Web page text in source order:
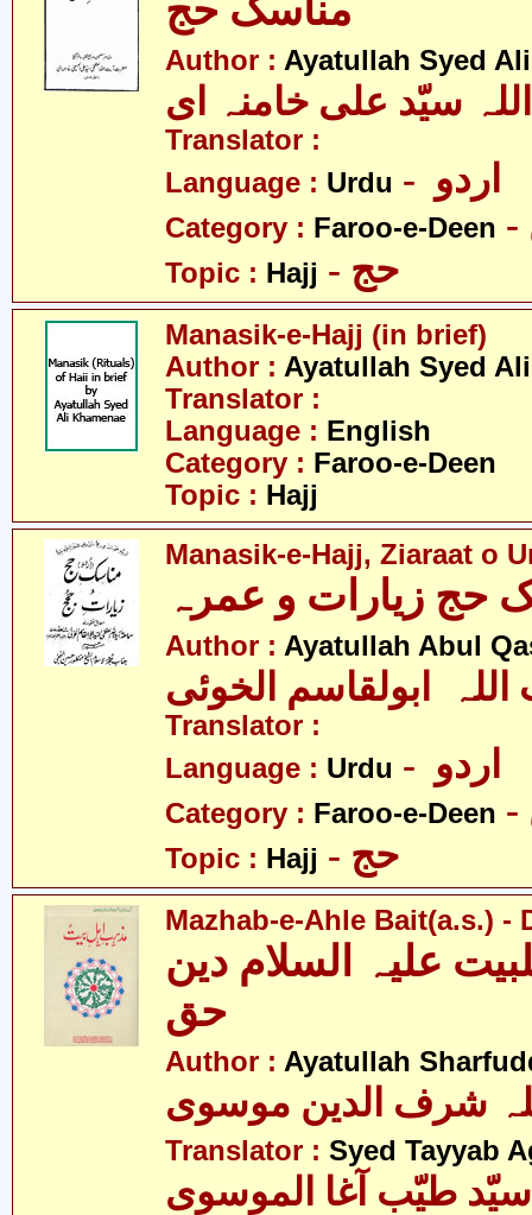
مناسک حج
Author : Ayatullah Syed
سیّد علی خامنہ ای
Translator :
Language : Urdu
Category : Faroo-e-Deen
Topic : Hajj - حج
Manasik-e-Hajj (in brief)
Author : Ayatullah Syed
Translator :
Language : English
Category : Faroo-e-Deen
Topic : Hajj
Manasik-e-Hajj, Ziaraat o
Author : Ayatullah Abul
اللہ ابولقاسم الخوئی
Translator :
Language : Urdu
Category : Faroo-e-Deen
Topic : Hajj - حج
Mazhab-e-Ahle Bait(a.s.) -
علیہ السلام دین
Author : Ayatullah
شرف الدین موسوی
Translator : Syed Tayyab
سیّد طیّب آغا الموسوی